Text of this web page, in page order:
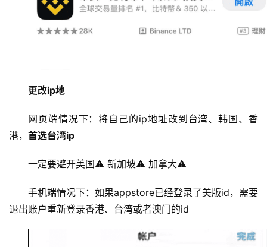
更改ip地
网页端情况下：将自己的ip地址改到台湾、韩国、香
港， 首选台湾ip
一定要避开美国⚠️ 新加坡⚠️ 加拿大⚠️
手机端情况下：如果appstore已经登录了美版id，需要
退出账户重新登录香港、台湾或者澳门的id